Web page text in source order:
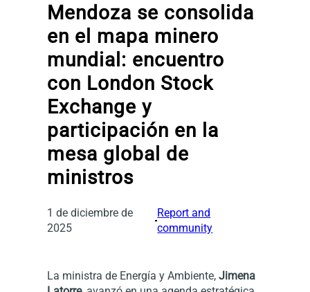
Mendoza se consolida
en el mapa minero
mundial: encuentro
con London Stock
Exchange y
participación en la
mesa global de
ministros
1 de diciembre de
2025
Report and
community
La ministra de Energía y Ambiente, Jimena